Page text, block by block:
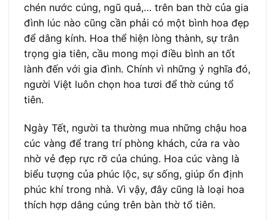
chén nước cúng, ngũ quả,… trên ban thờ của gia
đình lúc nào cũng cần phải có một bình hoa đẹp
để dâng kính. Hoa thể hiện lòng thành, sự trân
trọng gia tiên, cầu mong mọi điều bình an tốt
lành đến với gia đình. Chính vì những ý nghĩa đó,
người Việt luôn chọn hoa tươi để thờ cúng tổ
tiên.
Ngày Tết, người ta thường mua những chậu hoa
cúc vàng để trang trí phòng khách, cửa ra vào
nhờ vẻ đẹp rực rỡ của chúng. Hoa cúc vàng là
biểu tượng của phúc lộc, sự sống, giúp ổn định
phúc khí trong nhà. Vì vậy, đây cũng là loại hoa
thích hợp dâng cúng trên bàn thờ tổ tiên.